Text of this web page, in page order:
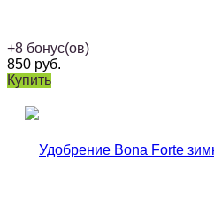
+8 бонус(ов)
850 руб.
Купить